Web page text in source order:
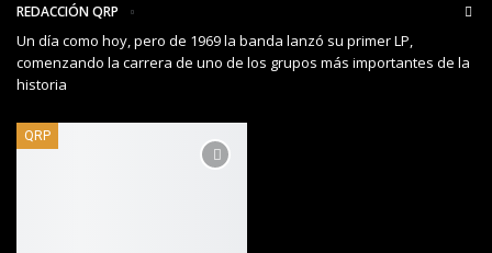
REDACCIÓN QRP
Un día como hoy, pero de 1969 la banda lanzó su primer LP,
comenzando la carrera de uno de los grupos más importantes de la
historia
QRP